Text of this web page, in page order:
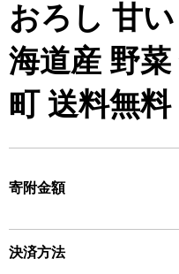
おろし 甘
海道産 野
町 送料無料
寄附金額
決済方法